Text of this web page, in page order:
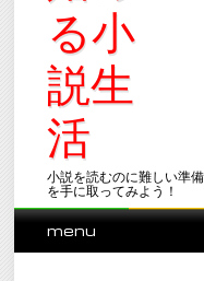
る小
説生
活
小説を読むのに難しい準
を手に取ってみよう！
Main menu
Skip
menu